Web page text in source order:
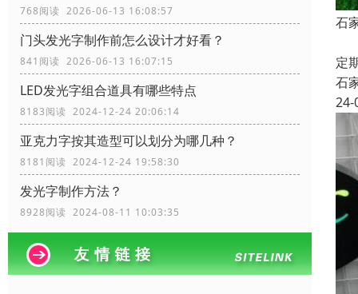
768阅读 2026-06-13 16:08:57
门头发光字制作前怎么设计才好看？
841阅读 2026-06-13 16:07:15
LED发光字组合道具有哪些特点
8183阅读 2024-12-24 20:06:14
亚克力字按其造型可以划分为哪几种？
8181阅读 2024-12-24 19:58:30
发光字制作方法？
8928阅读 2024-08-11 10:03:35
石
定
石
24-